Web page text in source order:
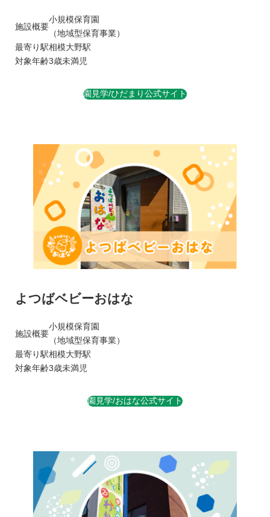
施設概要
小規模保育園
（地域型保育事業）
最寄り駅相模大野駅
対象年齢3歳未満児
園見学/ひだまり公式サイト
よつばベビーおはな
施設概要
小規模保育園
（地域型保育事業）
最寄り駅相模大野駅
対象年齢3歳未満児
園見学/おはな公式サイト